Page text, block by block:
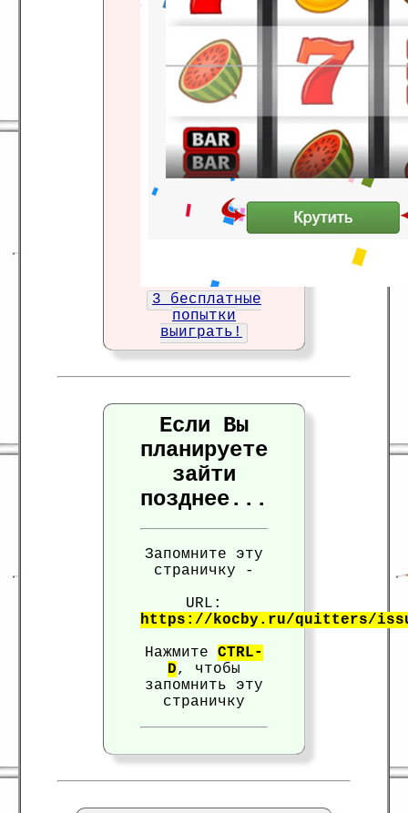
3 бесплатные
попытки
выиграть!
Если Вы
планируете
зайти
позднее...
Запомните эту
страничку -
URL:
https://kocby.ru/quitters/
Нажмите CTRL-
D, чтобы
запомнить эту
страничку